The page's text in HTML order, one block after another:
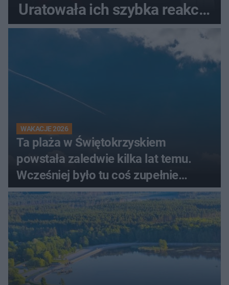
Uratowała ich szybka reakcja
świadków
WAKACJE 2026
Ta plaża w Świętokrzyskiem
powstała zaledwie kilka lat temu.
Wcześniej było tu coś zupełnie
innego